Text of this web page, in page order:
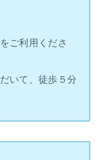
ご利用くださ
いて、徒歩５分